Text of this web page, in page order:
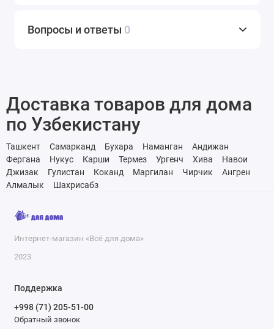
Вопросы и ответы 0
Доставка товаров для дома
по Узбекистану
Ташкент Самарканд Бухара Наманган
Андижан
Фергана
Нукус Карши Термез Ургенч Хива
Навои
Джизак
Гулистан Коканд Маргилан Чирчик
Ангрен
Алмалык
Шахрисабз
Интернет-магазин «Всё для дома»
2023
Поддержка
+998 (71) 205-51-00
Обратный звонок